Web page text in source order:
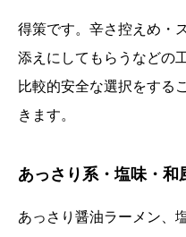
得策です。辛さ控えめ・
添えにしてもらうなどの
比較的安全な選択をする
きます。
あっさり系・塩味・和
あっさり醤油ラーメン、